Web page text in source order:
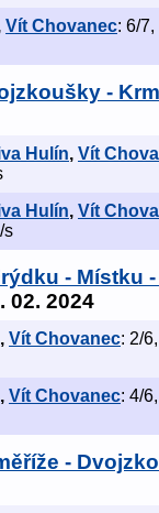
Vít Chovanec: 6/
-
Hulín, Vít
Hulín, Vít
s
- Místku
02. 2024
, Vít Chovanec: 2/
, Vít Chovanec: 4/
-